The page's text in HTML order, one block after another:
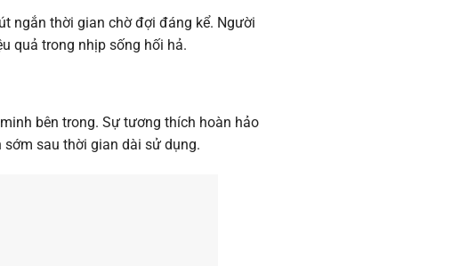
ngắn thời gian chờ đợi đáng kể. Người
quả trong nhịp sống hối hả.
bên trong. Sự tương thích hoàn hảo
sau thời gian dài sử dụng.